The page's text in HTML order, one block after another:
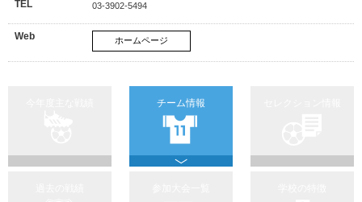
TEL 03-3902-5494
Web ホームページ
チーム情報